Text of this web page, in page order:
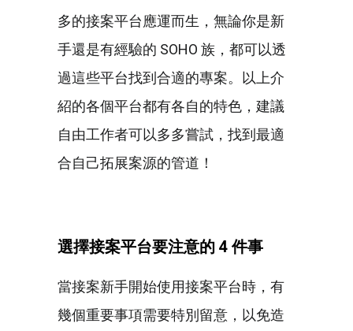
多的接案平台應運而生，無論你是新
手還是有經驗的 SOHO 族，都可以透
過這些平台找到合適的專案。以上介
紹的各個平台都有各自的特色，建議
自由工作者可以多多嘗試，找到最適
合自己拓展案源的管道！
選擇接案平台要注意的 4 件事
當接案新手開始使用接案平台時，有
幾個重要事項需要特別留意，以免造